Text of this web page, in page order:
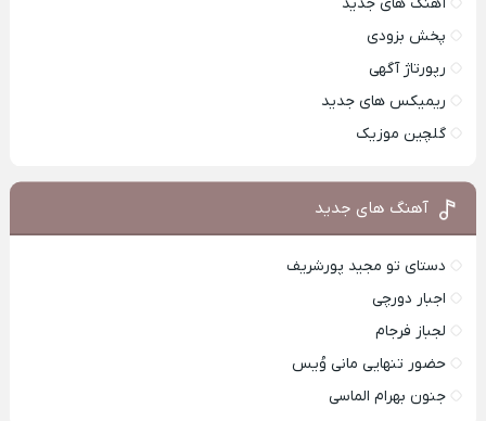
آهنگ های جدید
پخش بزودی
رپورتاژ آگهی
ریمیکس های جدید
گلچین موزیک
آهنگ های جدید
دستای تو مجید پورشریف
اجبار دورچی
لجباز فرجام
حضور تنهایی مانی وُیس
جنون بهرام الماسی